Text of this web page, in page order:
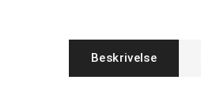
Beskrivelse